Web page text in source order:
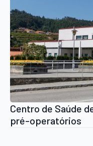
Centro de Saúde
pré-operatórios